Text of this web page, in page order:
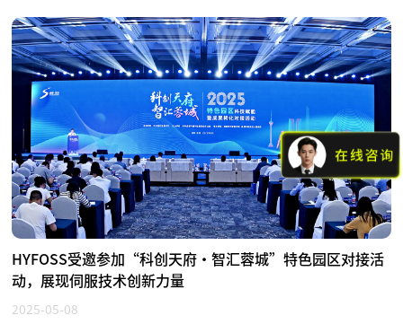
HYFOSS受邀参加“科创天府·智汇蓉城”特色园区对接活
动，展现伺服技术创新力量
2025-05-08